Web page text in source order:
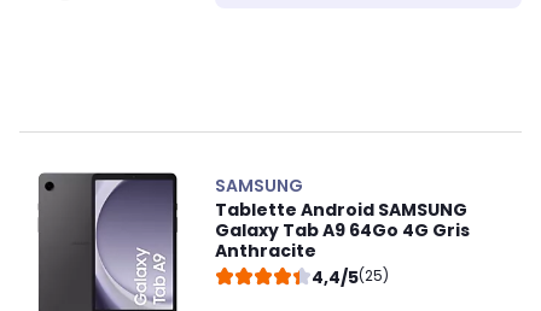
SAMSUNG
Tablette Android SAMSUNG
Galaxy Tab A9 64Go 4G Gris
Anthracite
4,4/5(25)